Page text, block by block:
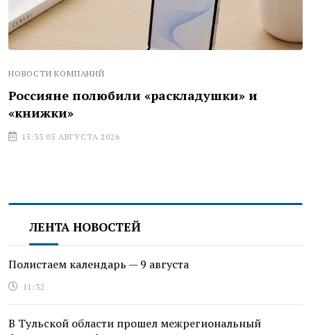
НОВОСТИ КОМПАНИЙ
Россияне полюбили «раскладушки» и
«книжки»
15:33 05 АВГУСТА 2026
ЛЕНТА НОВОСТЕЙ
Полистаем календарь — 9 августа
11:32
В Тульской области прошел межрегиональный